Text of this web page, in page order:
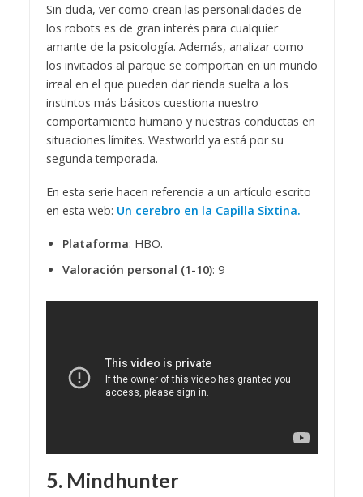
Sin duda, ver como crean las personalidades de
los robots es de gran interés para cualquier
amante de la psicología. Además, analizar como
los invitados al parque se comportan en un mundo
irreal en el que pueden dar rienda suelta a los
instintos más básicos cuestiona nuestro
comportamiento humano y nuestras conductas en
situaciones límites. Westworld ya está por su
segunda temporada.
En esta serie hacen referencia a un artículo escrito
en esta web: Un cerebro en la Capilla Sixtina.
Plataforma: HBO.
Valoración personal (1-10): 9
5. Mindhunter